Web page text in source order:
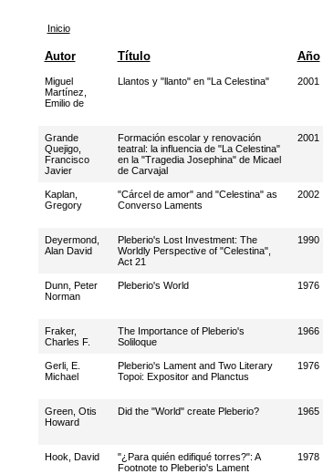
Inicio
Autor Título Año
Miguel
Martínez,
Emilio de
Llantos y "llanto" en "La Celestina" 2001
Grande
Quejigo,
Francisco
Javier
Formación escolar y renovación
teatral: la influencia de "La Celestina"
en la "Tragedia Josephina" de Micael
de Carvajal
2001
Kaplan,
Gregory
"Cárcel de amor" and "Celestina" as
Converso Laments
2002
Deyermond,
Alan David
Pleberio's Lost Investment: The
Worldly Perspective of "Celestina",
Act 21
1990
Dunn, Peter
Norman
Pleberio's World 1976
Fraker,
Charles F.
The Importance of Pleberio's
Soliloque
1966
Gerli, E.
Michael
Pleberio's Lament and Two Literary
Topoi: Expositor and Planctus
1976
Green, Otis
Howard
Did the "World" create Pleberio? 1965
Hook, David
"¿Para quién edifiqué torres?": A
Footnote to Pleberio's Lament
1978